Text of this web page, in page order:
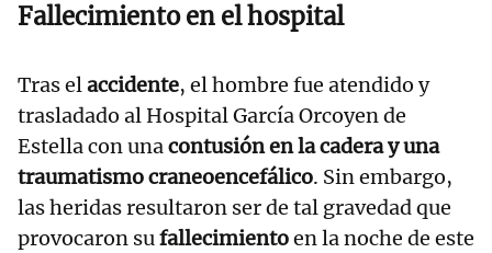
Fallecimiento en el hospital
Tras elaccidente, el hombre fue atendido y
trasladado al Hospital García Orcoyen de
Estella con unacontusión en la cadera y una
traumatismo craneoencefálico. Sin embargo,
las heridas resultaron ser de tal gravedad que
provocaron sufallecimientoen la noche de este